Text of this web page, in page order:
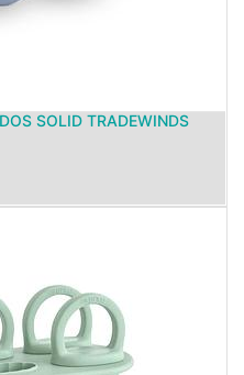
SOLID TRADEWINDS